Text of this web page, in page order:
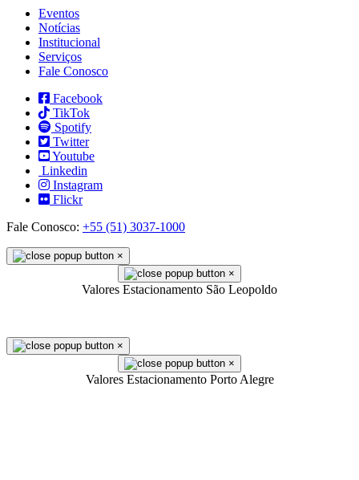
Eventos
Notícias
Institucional
Serviços
Fale Conosco
Facebook
TikTok
Spotify
Twitter
Youtube
Linkedin
Instagram
Flickr
Fale Conosco: +55 (51) 3037-1000
×
×
Valores Estacionamento São Leopoldo
×
×
Valores Estacionamento Porto Alegre